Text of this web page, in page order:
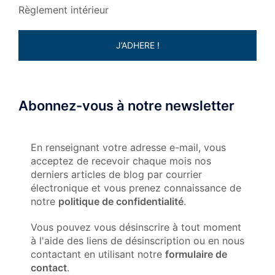
Règlement intérieur
J’ADHERE !
Abonnez-vous à notre newsletter
En renseignant votre adresse e-mail, vous
acceptez de recevoir chaque mois nos
derniers articles de blog par courrier
électronique et vous prenez connaissance de
notre politique de confidentialité.
Vous pouvez vous désinscrire à tout moment
à l'aide des liens de désinscription ou en nous
contactant en utilisant notre formulaire de
contact.